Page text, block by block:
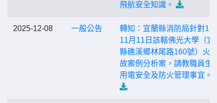
飛航安全知識。
2025-12-08 一般公告
轉知：宜蘭縣消防局針對
11月11日該轄佛光大學（宜
縣礁溪鄉林尾路160號）火
故案例分析案，請教職員生
用電安全及防火管理事宜。